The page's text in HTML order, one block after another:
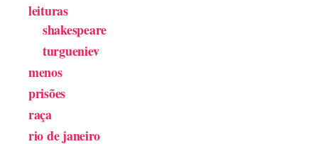
leituras
shakespeare
turgueniev
menos
prisões
raça
rio de janeiro